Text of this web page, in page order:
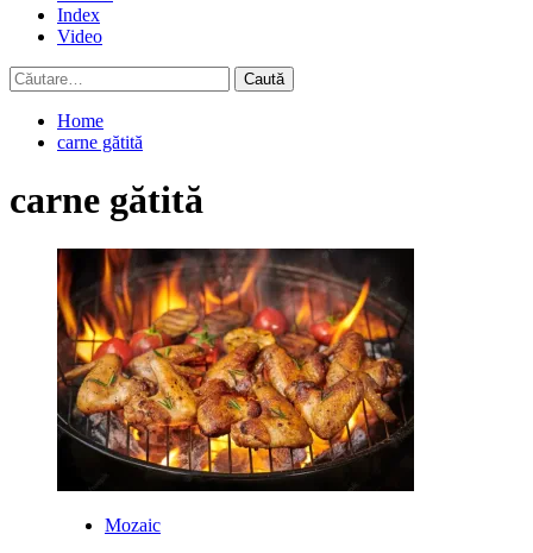
Index
Video
Caută
după:
Home
carne gătită
carne gătită
Mozaic